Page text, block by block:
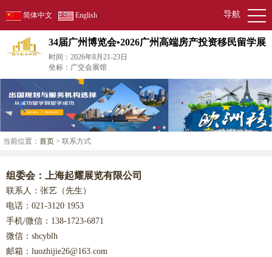
简体中文 English 导航
34届广州博览会•2026广州高端房产投资移民留学展
时间：2026年8月21-23日
坐标：广交会展馆
当前位置： 首页 > 联系方式
组委会：上海起耀展览有限公司
联系人：张艺（先生）
电话：021-3120 1953
手机/微信：138-1723-6871
微信：shcyblh
邮箱：luozhijie26@163.com